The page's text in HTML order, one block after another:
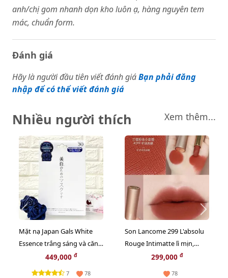
anh/chị gom nhanh dọn kho luôn ạ, hàng nguyên tem
mác, chuẩn form.
Đánh giá
Hãy là người đầu tiên viết đánh giáBạn phải đăng
nhập để có thể viết đánh giá
Nhiều người thích Xem thêm...
Mặt nạ Japan Gals White
Essence trắng sáng và căng
mọng da - 30pcs
449,000 đ
7 78
Son Lancome 299 L'absolu
Rouge Intimatte lì mịn,
French Cashmere cam đỏ
299,000 đ
78